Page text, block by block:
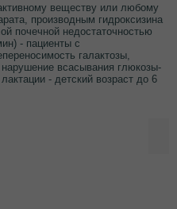
веществу или любому
производным гидроксизина
почечной недостаточностью
- пациенты с
галактозы,
всасывания глюкозы-
- детский возраст до 6